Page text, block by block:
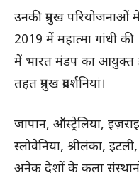
उनकी प्रमुख परियोजनाओं में
2019 में महात्मा गांधी
में भारत मंडप का आयुक्त
तहत प्रमुख प्रदर्शनियां।
जापान, ऑस्ट्रेलिया,
स्लोवेनिया, श्रीलंका,
अनेक देशों के कला